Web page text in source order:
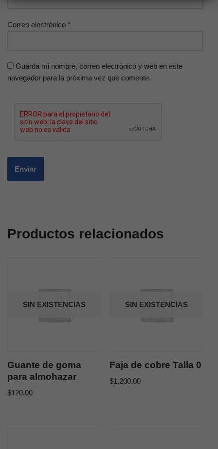
Correo electrónico *
Guarda mi nombre, correo electrónico y web en este
navegador para la próxima vez que comente.
Productos relacionados
SIN EXISTENCIAS
Guante de goma
para almohazar
$120.00
SIN EXISTENCIAS
Faja de cobre Talla 0
$1,200.00